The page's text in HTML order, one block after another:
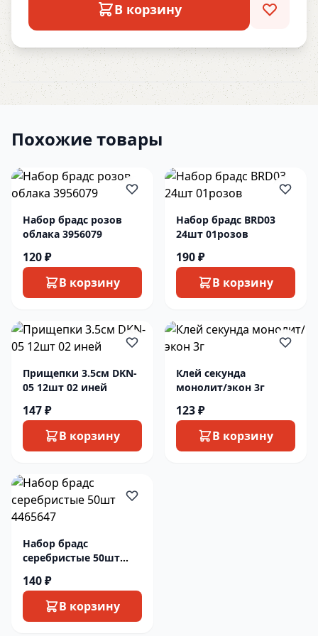
В корзину
Похожие товары
Набор брадс розов
облака 3956079
120 ₽
В корзину
Набор брадс BRD03
24шт 01розов
190 ₽
В корзину
Прищепки 3.5см DKN-
05 12шт 02 иней
147 ₽
В корзину
Клей секунда
монолит/экон 3г
123 ₽
В корзину
Набор брадс
серебристые 50шт
140 ₽
В корзину